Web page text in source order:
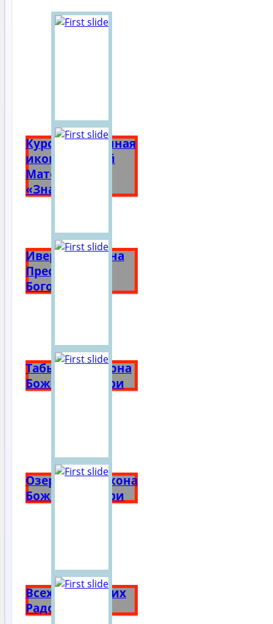
Курская Коренная
икона Божией
Матери
«Знамение»
Иверская икона
Пресвятой
Богородицы
Табынская икона
Божией Матери
Озерянская икона
Божией Матери
Всех Скорбящих
Радость